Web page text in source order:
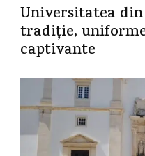
Universitatea
tradiție,
captivante